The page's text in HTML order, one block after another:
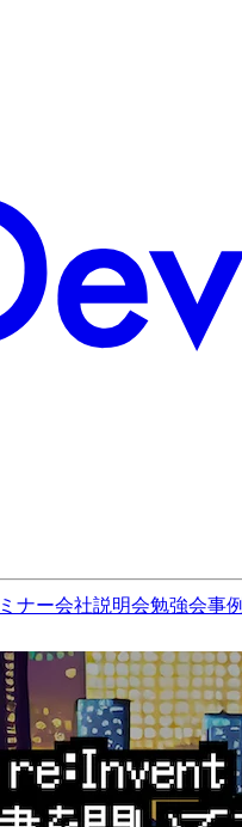
ナー会社説明会勉強会事